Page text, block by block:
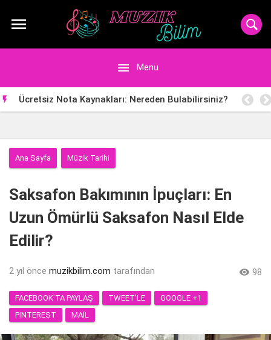

 Menü
 Ücretsiz Nota Kaynakları: Nereden Bulabilirsiniz?
Ana Sayfa Müzik Tarihi
Saksafon Bakımının İpuçları: En
Uzun Ömürlü Saksafon Nasıl Elde
Edilir?
2 yıl önce muzikbilim.com tarafından  98
FACEBOOK'TA PAYLAŞ TWEET'LE
GOOGLE +1
PINTEREST
MAIL